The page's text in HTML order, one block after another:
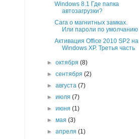
Windows 8.1 Где папка
автозагрузки?
Сага о магнитных замках.
Или пароли по умолчанию
Активация Office 2010 SP2 на
Windows XP. Третья часть
►октября(8)
►сентября(2)
►августа(7)
►июля(7)
►июня(1)
►мая(3)
►апреля(1)